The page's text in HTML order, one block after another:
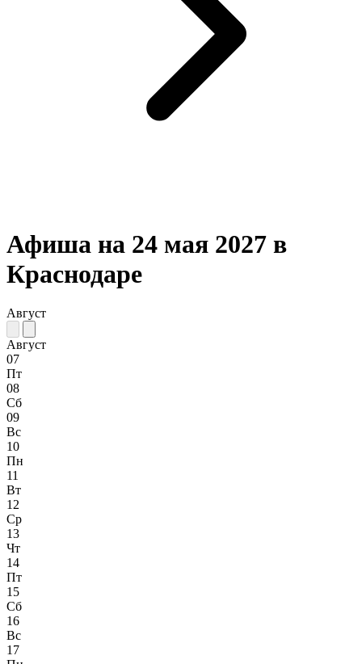
Афиша на 24 мая 2027 в
Краснодаре
Август
Август
07
Пт
08
Сб
09
Вс
10
Пн
11
Вт
12
Ср
13
Чт
14
Пт
15
Сб
16
Вс
17